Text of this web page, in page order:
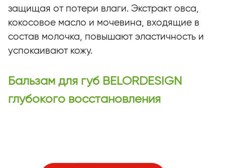
защищая от потери влаги. Экстракт овса,
кокосовое масло и мочевина, входящие в
состав молочка, повышают эластичность и
успокаивают кожу.
Бальзам для губ BELORDESIGN
глубокого восстановления